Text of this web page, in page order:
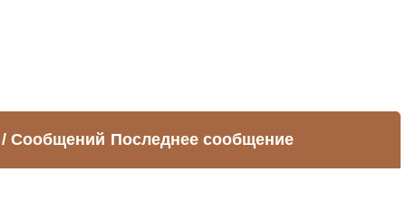
Сообщений Последнее сообщение